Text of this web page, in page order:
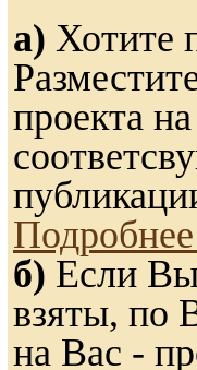
а) Хотите
проекта
б) Если
взяты, по
на Вас -